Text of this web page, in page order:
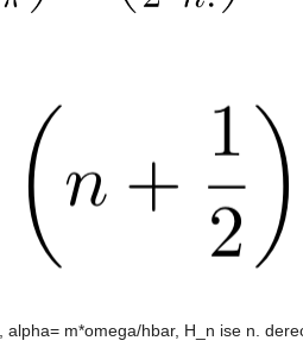
alpha= m*omega/hbar, H_n ise n.